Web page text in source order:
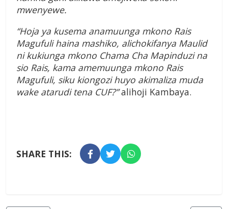
mwenyewe.
“Hoja ya kusema anamuunga mkono Rais
Magufuli haina mashiko, alichokifanya Maulid
ni kukiunga mkono Chama Cha Mapinduzi na
sio Rais, kama amemuunga mkono Rais
Magufuli, siku kiongozi huyo akimaliza muda
wake atarudi tena CUF?”alihoji Kambaya.
SHARE THIS: